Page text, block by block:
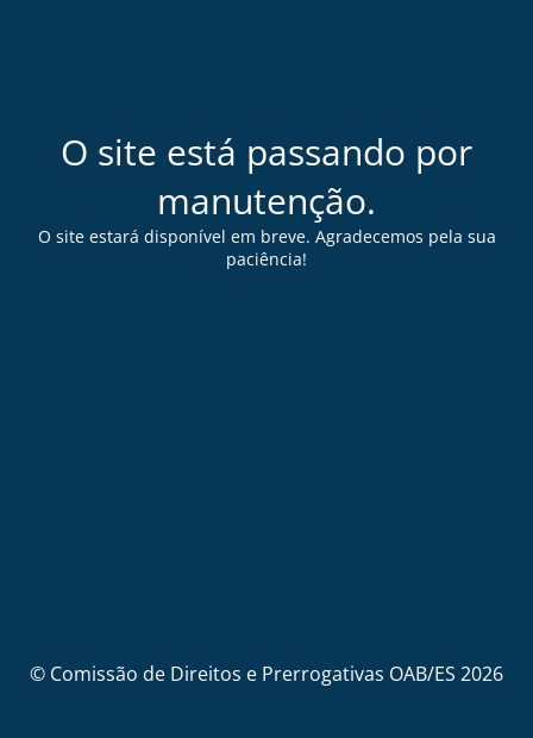
O site está passando por
manutenção.
O site estará disponível em breve. Agradecemos pela sua
paciência!
© Comissão de Direitos e Prerrogativas OAB/ES 2026